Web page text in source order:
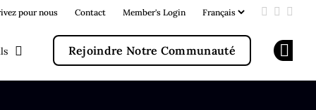
pour nous Contact Member's Login Add us
Follow
Rejoindre Notre Communauté